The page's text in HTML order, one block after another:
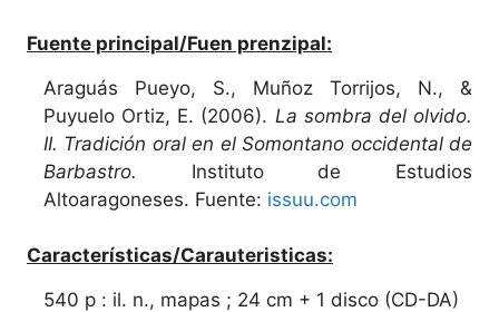
Fuente principal/Fuen prenzipal:
Araguás Pueyo, S., Muñoz Torrijos, N., &
Puyuelo Ortiz, E. (2006). La sombra del olvido.
II. Tradición oral en el Somontano occidental de
Barbastro. Instituto de Estudios
Altoaragoneses. Fuente: issuu.com
Características/Carauteristicas:
540 p : il. n., mapas ; 24 cm + 1 disco (CD-DA)